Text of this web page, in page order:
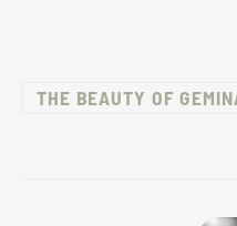
THE BEAUTY OF